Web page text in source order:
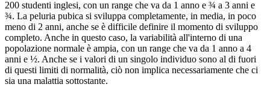
200 studenti inglesi, con un range che va da 1 anno e ¾ a 3 anni e
¾. La peluria pubica si sviluppa completamente, in media, in poco
meno di 2 anni, anche se è difficile definire il momento di sviluppo
completo. Anche in questo caso, la variabilità all'interno di una
popolazione normale è ampia, con un range che va da 1 anno a 4
anni e ½. Anche se i valori di un singolo individuo sono al di fuori
di questi limiti di normalità, ciò non implica necessariamente che ci
sia una malattia sottostante.